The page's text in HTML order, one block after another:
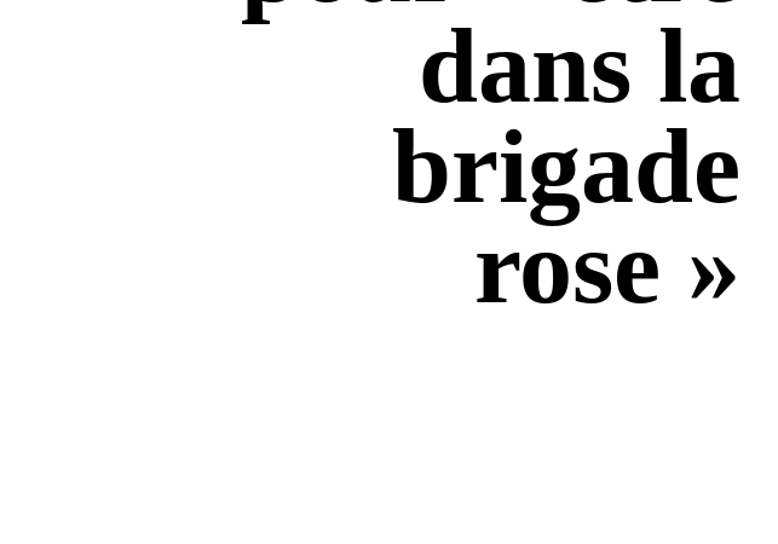
dans la
brigade
rose »